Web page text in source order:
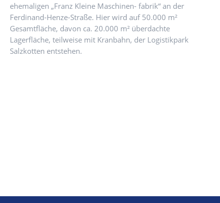
ehemaligen „Franz Kleine Maschinen- fabrik“ an der
Ferdinand-Henze-Straße. Hier wird auf 50.000 m²
Gesamtfläche, davon ca. 20.000 m² überdachte
Lagerfläche, teilweise mit Kranbahn, der Logistikpark
Salzkotten entstehen.